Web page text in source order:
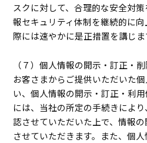
スクに対して、合理的な安全対
報セキュリティ体制を継続的に
際には速やかに是正措置を講じま
（７）個人情報の開示・訂正・
お客さまからご提供いただいた
い、個人情報の開示・訂正・利
には、当社の所定の手続きによ
認させていただいた上で、情報
させていただきます。また、個